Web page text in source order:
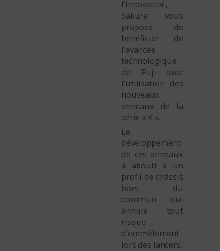
l’innovation,
Sakura vous
propose de
bénéficier de
l’avancée
technologique
de Fuji avec
l’utilisation des
nouveaux
anneaux de la
série « K ».
Le
développement
de ces anneaux
a abouti à un
profil de châssis
hors du
commun qui
annule tout
risque
d’emmêlement
lors des lancers.